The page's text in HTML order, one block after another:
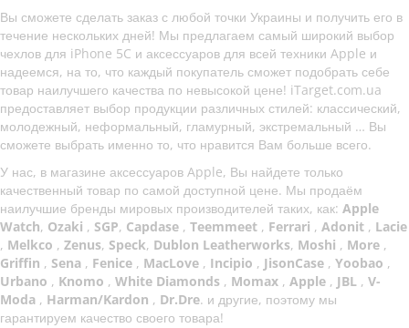
Вы сможете сделать заказ с любой точки Украины и получить его в
течение нескольких дней! Мы предлагаем самый широкий выбор
чехлов для iPhone 5C и аксессуаров для всей техники Apple и
надеемся, на то, что каждый покупатель сможет подобрать себе
товар наилучшего качества по невысокой цене! iTarget.com.ua
предоставляет выбор продукции различных стилей: классический,
молодежный, неформальный, гламурный, экстремальный … Вы
сможете выбрать именно то, что нравится Вам больше всего.
У нас, в магазине аксессуаров Apple, Вы найдете только
качественный товар по самой доступной цене. Мы продаём
наилучшие бренды мировых производителей таких, как: Apple
Watch, Ozaki , SGP, Capdase , Teemmeet , Ferrari , Adonit , Lacie
, Melkco , Zenus, Speck, Dublon Leatherworks, Moshi , More ,
Griffin , Sena , Fenice , MacLove , Incipio , JisonCase , Yoobao ,
Urbano , Knomo , White Diamonds , Momax , Apple , JBL , V-
Moda , Harman/Kardon , Dr.Dre. и другие, поэтому мы
гарантируем качество своего товара!